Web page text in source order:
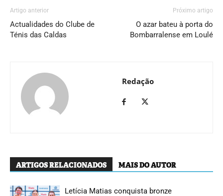
Artigo anterior
Actualidades do Clube de
Ténis das Caldas
Próximo artigo
O azar bateu à porta do
Bombarralense em Loulé
Redação
ARTIGOS RELACIONADOS MAIS DO AUTOR
Letícia Matias conquista bronze